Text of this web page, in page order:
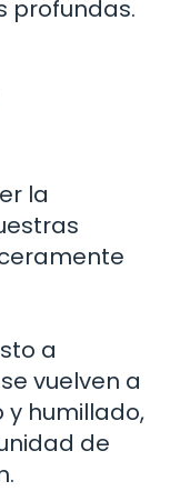
profundas.
la
a
vuelven a
y humillado,
de